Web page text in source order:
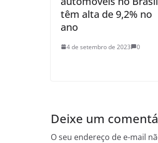
têm alta de 9,2% no
ano
4 de setembro de 2023 0
Deixe um
O seu endereço de e-mail